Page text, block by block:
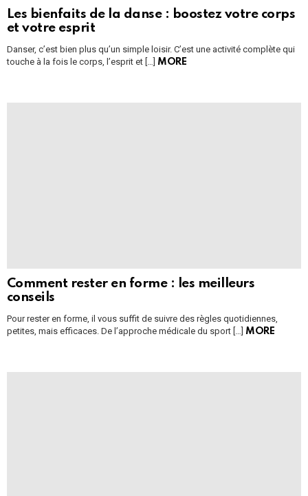
Les bienfaits de la danse : boostez votre corps
et votre esprit
Danser, c’est bien plus qu’un simple loisir. C’est une activité complète qui
touche à la fois le corps, l’esprit et […] MORE
Comment rester en forme : les meilleurs
conseils
Pour rester en forme, il vous suffit de suivre des règles quotidiennes,
petites, mais efficaces. De l’approche médicale du sport […] MORE